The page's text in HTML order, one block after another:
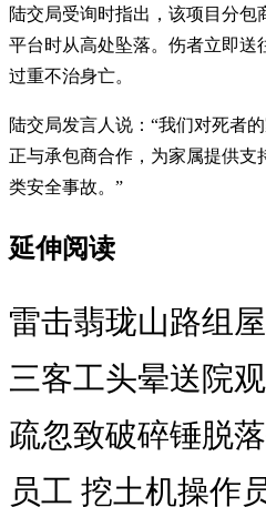
陆交局受询时指出，该项目分
平台时从高处坠落。伤者立即送
过重不治身亡。
陆交局发言人说：“我们对死者
正与承包商合作，为家属提供
类安全事故。”
延伸阅读
雷击翡珑山路组
三客工头晕送院
疏忽致破碎锤脱
员工 挖土机操作